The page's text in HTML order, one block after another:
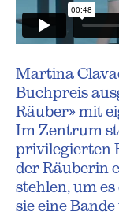
Martina
Buchpreis
Räuber» mit
Im Zentrum
privilegierten
der Räuberin
stehlen, um
sie eine